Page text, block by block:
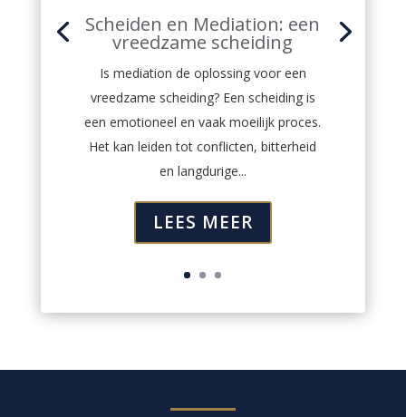
Scheiden en Mediation: een
vreedzame scheiding
Is mediation de oplossing voor een
vreedzame scheiding? Een scheiding is
een emotioneel en vaak moeilijk proces.
Het kan leiden tot conflicten, bitterheid
en langdurige...
LEES MEER